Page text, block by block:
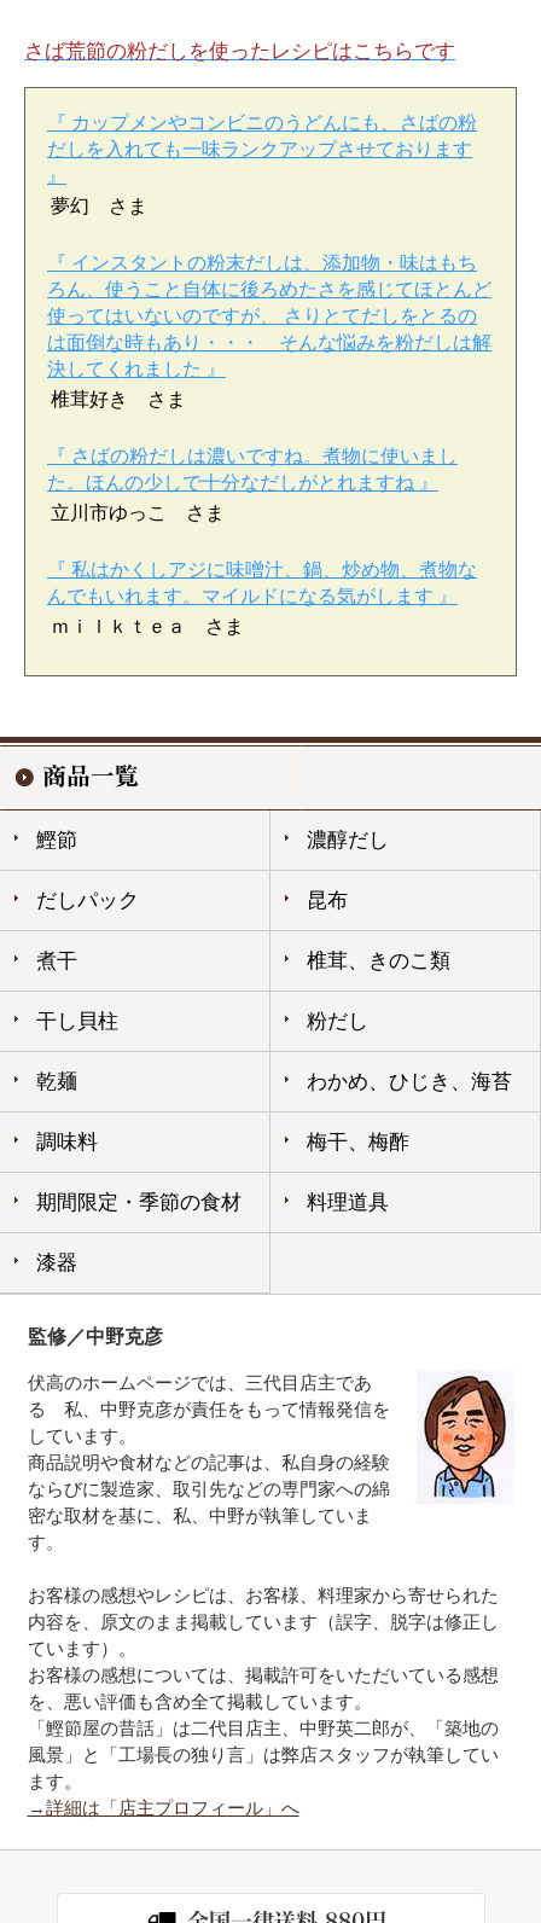
鰹節 濃醇だし
だしパック 昆布
煮干 椎茸、きのこ類
干し貝柱 粉だし
乾麺 わかめ、ひじき、海苔
調味料 梅干、梅酢
期間限定・季節の食材 料理道具
漆器
さば荒節の粉だしを使ったレシピはこちらです
『 カップメンやコンビニのうどんにも、さばの粉
だしを入れても一味ランクアップさせております
』
夢幻 さま
『 インスタントの粉末だしは、添加物・味はもち
ろん、使うこと自体に後ろめたさを感じてほとんど
使ってはいないのですが、 さりとてだしをとるの
は面倒な時もあり・・・ そんな悩みを粉だしは解
決してくれました 』
椎茸好き さま
『 さばの粉だしは濃いですね。煮物に使いまし
た。ほんの少しで十分なだしがとれますね 』
立川市ゆっこ さま
『 私はかくしアジに味噌汁、鍋、炒め物、煮物な
んでもいれます。マイルドになる気がします 』
ｍｉｌｋｔｅａ さま
監修／中野克彦
伏高のホームページでは、三代目店主であ
る 私、中野克彦が責任をもって情報発信を
しています。
商品説明や食材などの記事は、私自身の経験
ならびに製造家、取引先などの専門家への綿
密な取材を基に、私、中野が執筆していま
す。
お客様の感想やレシピは、お客様、料理家から寄せられた
内容を、原文のまま掲載しています（誤字、脱字は修正し
ています）。
お客様の感想については、掲載許可をいただいている感想
を、悪い評価も含め全て掲載しています。
「鰹節屋の昔話」は二代目店主、中野英二郎が、「築地の
風景」と「工場長の独り言」は弊店スタッフが執筆してい
ます。
→詳細は「店主プロフィール」へ